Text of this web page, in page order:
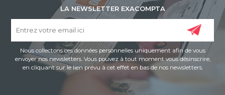
LA NEWSLETTER EXACOMPTA
Nous collectons ces données personnelles uniquement afin de vous
envoyer nos newsletters. Vous pouvez à tout moment vous désinscrire,
en cliquant sur le lien prévu à cet effet en bas de nos newsletters.